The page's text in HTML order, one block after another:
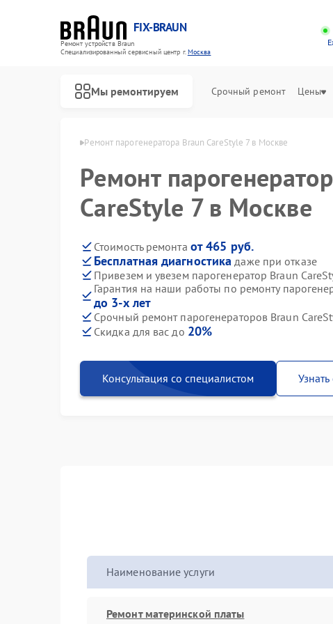
FIX-BRAUN
Ремонт устройств Braun
Специализированный cервисный центр г.Москва
Мы ремонтируем Срочный ремонт Цены
Braun в Москве Ремонт парогенератора Braun CareStyle 7 в Москве
Ремонт
CareStyle 7 в Москве
Стоимость ремонта от 465 руб.
Бесплатная диагностика даже при отказе
Привезем и увезем парогенератор Braun
Гарантия на наши работы по ремонту
до 3-х лет
Срочный ремонт парогенераторов Braun
Скидка для вас до 20%
Консультация со специалистом
Наименование услуги
Ремонт материнской платы